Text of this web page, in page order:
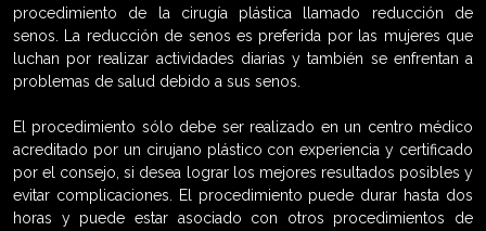
procedimiento de la cirugía plástica llamado reducción de
senos. La reducción de senos es preferida por las mujeres que
luchan por realizar actividades diarias y también se enfrentan a
problemas de salud debido a sus senos.
El procedimiento sólo debe ser realizado en un centro médico
acreditado por un cirujano plástico con experiencia y certificado
por el consejo, si desea lograr los mejores resultados posibles y
evitar complicaciones. El procedimiento puede durar hasta dos
horas y puede estar asociado con otros procedimientos de